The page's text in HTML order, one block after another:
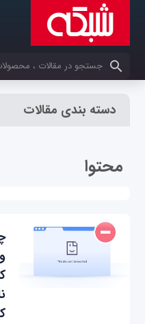
کلمات کلیدی خود را وارد کنید
دسته بندی مقالات
محتوا